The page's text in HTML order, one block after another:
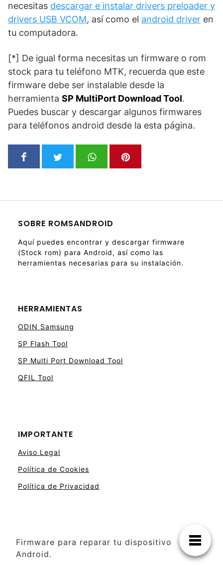
necesitas descargar e instalar drivers preloader y
drivers USB VCOM, así como el android driver en
tu computadora.
[*] De igual forma necesitas un firmware o rom
stock para tu teléfono MTK, recuerda que este
firmware debe ser instalable desde la
herramienta SP MultiPort Download Tool.
Puedes buscar y descargar algunos firmwares
para teléfonos android desde la esta página.
SOBRE ROMSANDROID
Aquí puedes encontrar y descargar firmware
(Stock rom) para Android, así como las
herramientas necesarias para su instalación.
HERRAMIENTAS
ODIN Samsung
SP Flash Tool
SP Multi Port Download Tool
QFIL Tool
IMPORTANTE
Aviso Legal
Política de Cookies
Política de Privacidad
Firmware para reparar tu dispositivo
Android.